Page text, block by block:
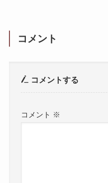
コメント
コメントする
コメント ※